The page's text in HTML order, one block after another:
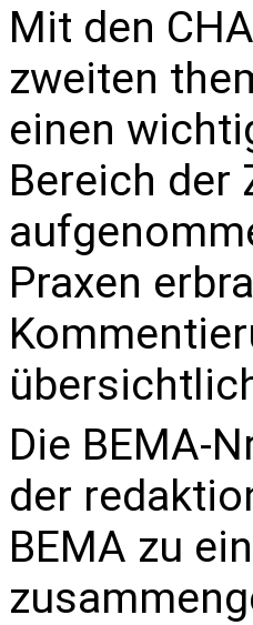
Mit den
zweiten
einen
Bereich der
Praxen
Die BEMA-
der
BEMA zu